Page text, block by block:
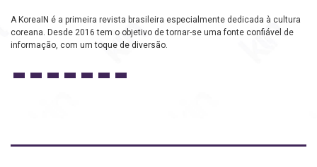
A KoreaIN é a primeira revista brasileira especialmente dedicada à cultura
coreana. Desde 2016 tem o objetivo de tornar-se uma fonte confiável de
informação, com um toque de diversão.